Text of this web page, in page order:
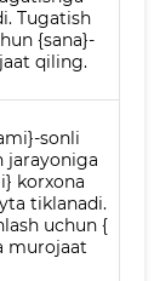
Tugatish
{sana}-
qiling.
sonli
jarayoniga
korxona
tiklanadi.
uchun {
murojaat